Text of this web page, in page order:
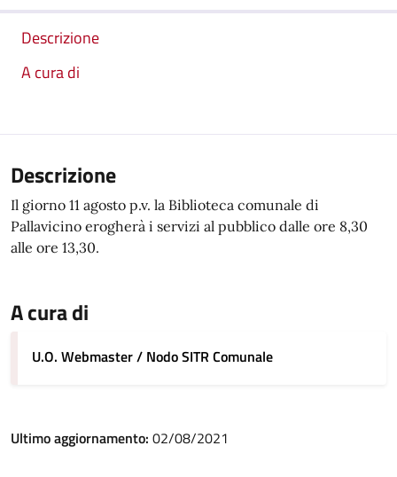
Descrizione
A cura di
Descrizione
Il giorno 11 agosto p.v. la Biblioteca comunale di
Pallavicino erogherà i servizi al pubblico dalle ore 8,30
alle ore 13,30.
A cura di
U.O. Webmaster / Nodo SITR Comunale
Ultimo aggiornamento: 02/08/2021